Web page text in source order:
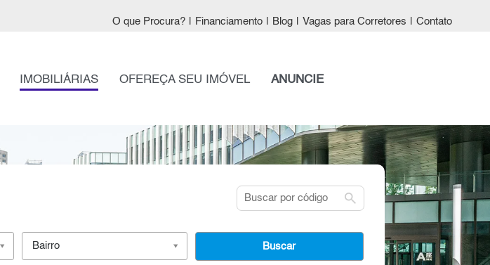
O que Procura? Financiamento Blog Vagas para Corretores Contato
IMOBILIÁRIAS OFEREÇA SEU IMÓVEL ANUNCIE
search
Bairro Buscar